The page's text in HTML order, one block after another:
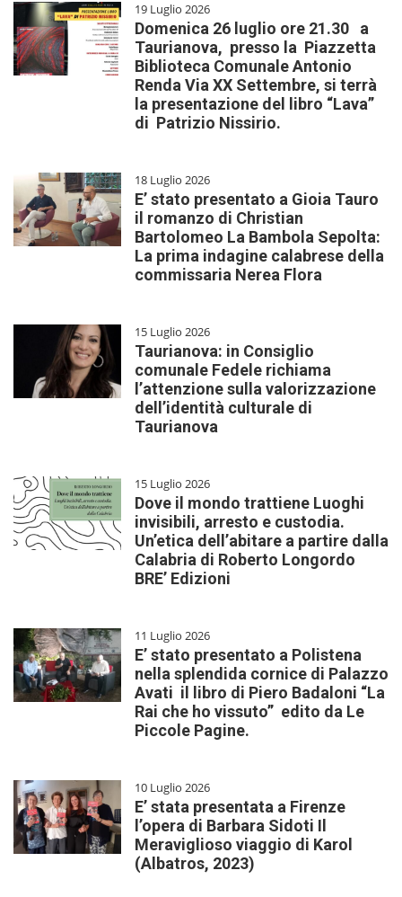
19 Luglio 2026
Domenica 26 luglio ore 21.30 a
Taurianova, presso la Piazzetta
Biblioteca Comunale Antonio
Renda Via XX Settembre, si terrà
la presentazione del libro “Lava”
di Patrizio Nissirio.
18 Luglio 2026
E’ stato presentato a Gioia Tauro
il romanzo di Christian
Bartolomeo La Bambola Sepolta:
La prima indagine calabrese della
commissaria Nerea Flora
15 Luglio 2026
Taurianova: in Consiglio
comunale Fedele richiama
l’attenzione sulla valorizzazione
dell’identità culturale di
Taurianova
15 Luglio 2026
Dove il mondo trattiene Luoghi
invisibili, arresto e custodia.
Un’etica dell’abitare a partire dalla
Calabria di Roberto Longordo
BRE’ Edizioni
11 Luglio 2026
E’ stato presentato a Polistena
nella splendida cornice di Palazzo
Avati il libro di Piero Badaloni “La
Rai che ho vissuto” edito da Le
Piccole Pagine.
10 Luglio 2026
E’ stata presentata a Firenze
l’opera di Barbara Sidoti Il
Meraviglioso viaggio di Karol
(Albatros, 2023)